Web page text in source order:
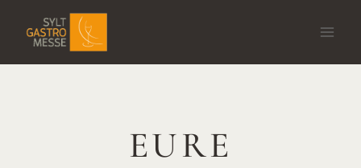
Inhalt
EURE